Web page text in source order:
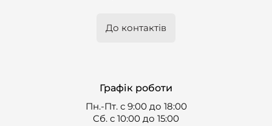
До контактів
Графік роботи
Пн.-Пт. с 9:00 до 18:00
Cб. с 10:00 до 15:00